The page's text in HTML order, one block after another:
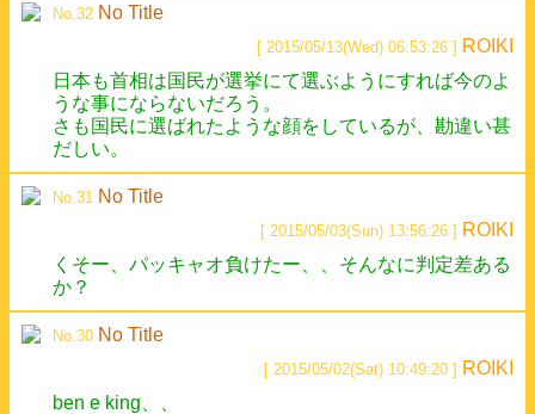
No.32 No Title
[ 2015/05/13(Wed) 06:53:26 ] ROIKI
日本も首相は国民が選挙にて選ぶようにすれば今のよ
うな事にならないだろう。
さも国民に選ばれたような顔をしているが、勘違い甚
だしい。
No.31 No Title
[ 2015/05/03(Sun) 13:56:26 ] ROIKI
くそー、パッキャオ負けたー、、そんなに判定差ある
か？
No.30 No Title
[ 2015/05/02(Sat) 10:49:20 ] ROIKI
ben e king、、